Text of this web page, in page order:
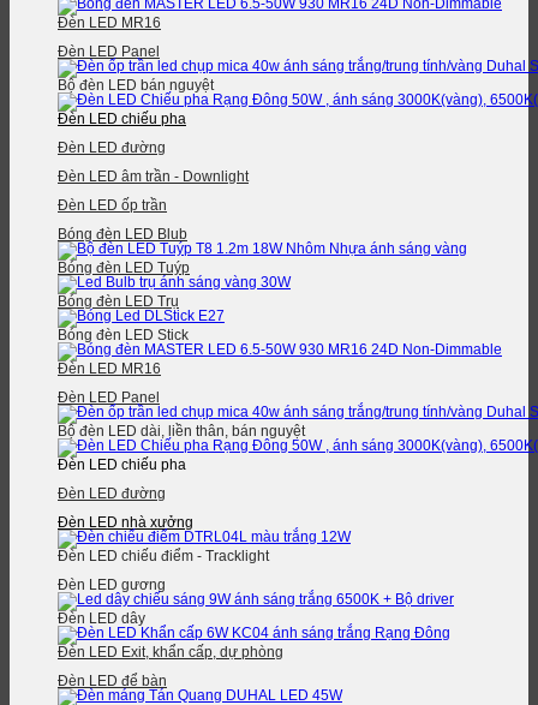
Đèn LED MR16
Đèn LED Panel
Bộ đèn LED bán nguyệt
Đèn LED chiếu pha
Đèn LED đường
Đèn LED âm trần - Downlight
Đèn LED ốp trần
Bóng đèn LED Blub
Bóng đèn LED Tuýp
Bóng đèn LED Trụ
Bóng đèn LED Stick
Đèn LED MR16
Đèn LED Panel
Bộ đèn LED dài, liền thân, bán nguyệt
Đèn LED chiếu pha
Đèn LED đường
Đèn LED nhà xưởng
Đèn LED chiếu điểm - Tracklight
Đèn LED gương
Đèn LED dây
Đèn LED Exit, khẩn cấp, dự phòng
Đèn LED để bàn